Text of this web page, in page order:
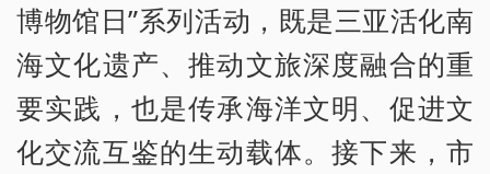
博物馆日”系列活动，既是三亚活化南
海文化遗产、推动文旅深度融合的重
要实践，也是传承海洋文明、促进文
化交流互鉴的生动载体。接下来，市